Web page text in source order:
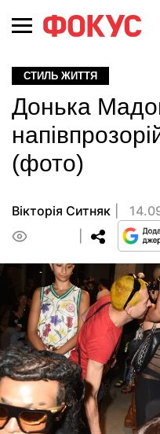
СТИЛЬ ЖИТТЯ
Донька
(фото)
Вікторія Ситняк